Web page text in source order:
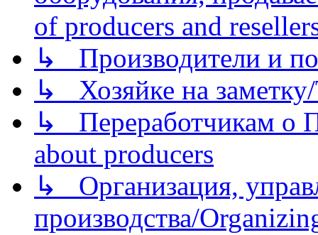
of producers and
↳ Производители и
↳ Хозяйке на
↳ Переработчикам о
about producers
↳ Организация,
производства/